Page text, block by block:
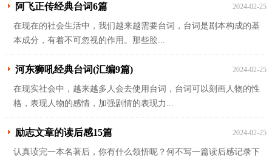
阿飞正传经典台词6篇 2024-02-25
在现在的社会生活中，我们越来越需要台词，台词是剧本构成的基
本成分，有着不可忽视的作用。那些脍...
河东狮吼经典台词(汇编9篇) 2024-02-25
在现实社会中，越来越多人会去使用台词，台词可以刻画人物的性
格，表现人物的感情，加强剧情的表现力...
励志文章的读后感15篇 2024-02-25
认真读完一本名著后，你有什么领悟呢？何不写一篇读后感记录下